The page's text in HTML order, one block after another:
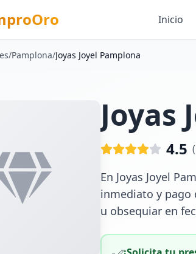
Inicio
/Pamplona/Joyas Joyel Pamplona
Joyas
4.5 (
En Joyas Joyel
inmediato y pago
u obsequiar en